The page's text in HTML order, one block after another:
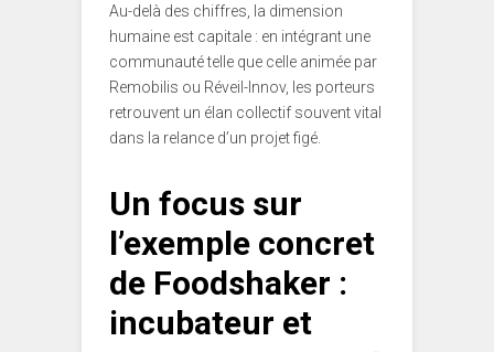
Au-delà des chiffres, la dimension
humaine est capitale : en intégrant une
communauté telle que celle animée par
Remobilis ou Réveil-Innov, les porteurs
retrouvent un élan collectif souvent vital
dans la relance d’un projet figé.
Un focus sur
l’exemple concret
de Foodshaker :
incubateur et